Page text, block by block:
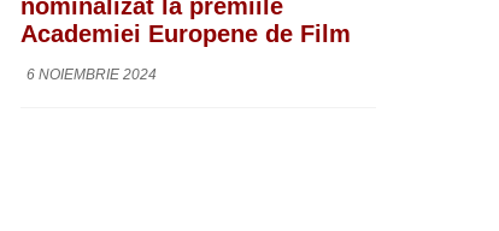
nominalizat la premiile
Academiei Europene de Film
6 NOIEMBRIE 2024